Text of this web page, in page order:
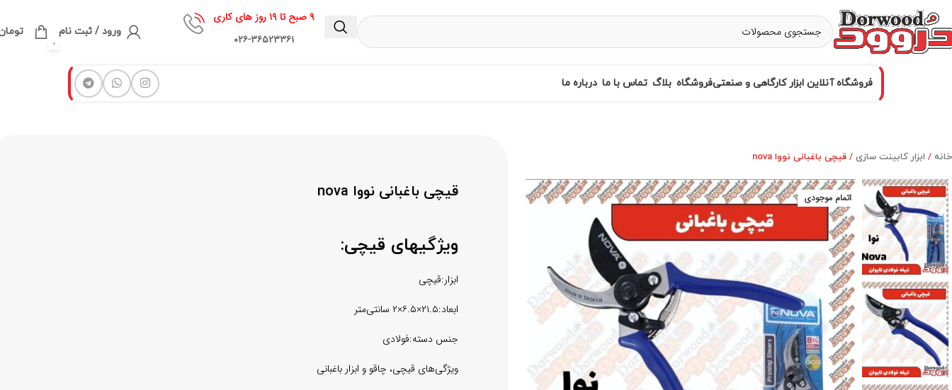
۹ صبح تا ۱۹ روز های کاری
۰۲۶-۳۶۵۲۳۳۶۱
ورود / ثبت نام
0
فروشگاه آنلاین ابزار کارگاهی و صنعتیفروشگاه بلاگ تماس با ما درباره ما
خانه ابزار کابینت سازی قیچی باغبانی نووا nova
اتمام موجودی قیچی باغبانی نووا nova
ویژگیهای قیچی:
ابزار:قیچی
ابعاد:۲۱.۵×۶.۵×۲ سانتی‌متر
جنس دسته:فولادی
ویژگی‌های قیچی‌، چاقو و ابزار باغبانی